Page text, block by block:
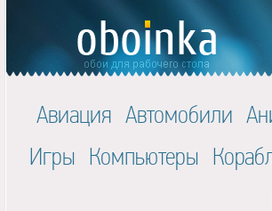
Авиация Автомобили
Игры Компьютеры